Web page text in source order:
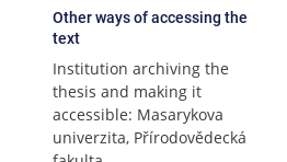
Other ways of accessing the
text
Institution archiving the
thesis and making it
accessible: Masarykova
univerzita, Přírodovědecká